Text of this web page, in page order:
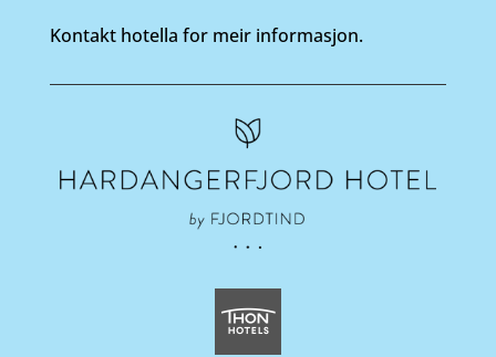
Kontakt hotella for meir informasjon.